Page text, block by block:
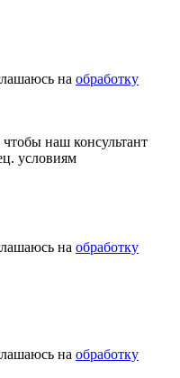
на обработку
наш консультант
условиям
на обработку
на обработку